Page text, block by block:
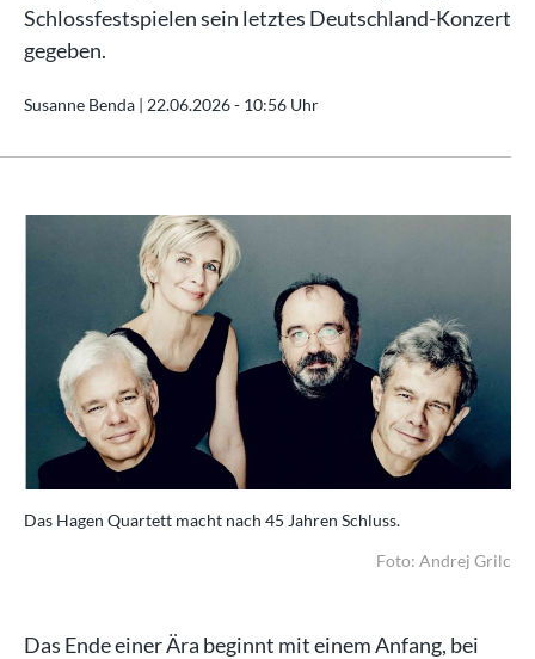
Schlossfestspielen sein letztes Deutschland-Konzert
gegeben.
Susanne Benda | 22.06.2026 - 10:56 Uhr
Das Hagen Quartett macht nach 45 Jahren Schluss.
Foto: Andrej Grilc
Das Ende einer Ära beginnt mit einem Anfang, bei